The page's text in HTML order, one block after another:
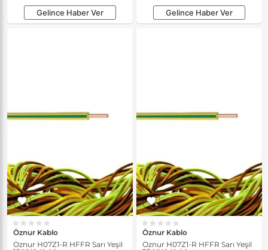
Gelince Haber Ver Gelince Haber Ver
Öznur Kablo
Öznur H07Z1-R HFFR Sarı Yeşil
Öznur Kablo
Öznur H07Z1-R HFFR Sarı Yeşil